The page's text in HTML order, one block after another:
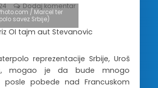
Dodaj komentar
/ Marcel ter
savez Srbije)
reprezentacije Srbije, Uroš
mogao je da bude mnogo
posle pobede nad Francuskom